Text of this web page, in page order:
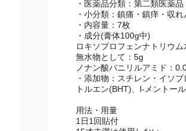
・医薬品分類：第二類医薬品
・小分類：鎮痛・鎮痒・収
・内容量：7枚
・成分(膏体100g中)
ロキソプロフェンナトリウム
無水物として：5g
ノナン酸バニリルアミド：
・添加物：スチレン・イソ
トルエン(BHT)、l-メントー
用法・用量